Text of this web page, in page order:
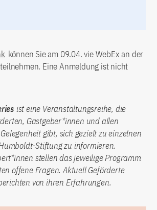
können Sie am 09.04. vie WebEx an der
Eine Anmeldung ist nicht
ist eine Veranstaltungsreihe, die
Gastgeber*innen und allen
gibt, sich gezielt zu einzelnen
Stiftung zu informieren.
stellen das jeweilige Programm
offene Fragen. Aktuell Geförderte
von ihren Erfahrungen.